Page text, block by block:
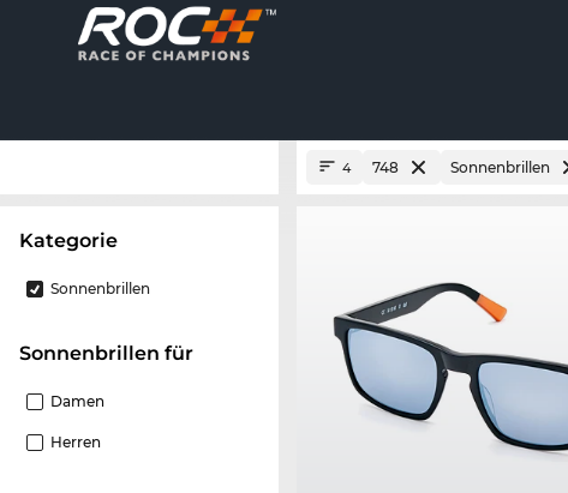
Kategorie
Sonnenbrillen
Sonnenbrillen für
Damen
Herren
4 748 Sonnenbrillen